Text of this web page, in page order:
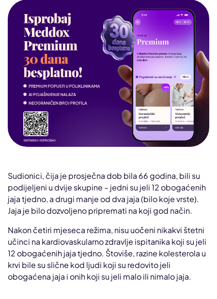
Sudionici, čija je prosječna dob bila 66 godina, bili su
podijeljeni u dvije skupine – jedni su jeli 12 obogaćenih
jaja tjedno, a drugi manje od dva jaja (bilo koje vrste).
Jaja je bilo dozvoljeno pripremati na koji god način.
Nakon četiri mjeseca režima, nisu uočeni nikakvi štetni
učinci na kardiovaskularno zdravlje ispitanika koji su jeli
12 obogaćenih jaja tjedno. Štoviše, razine kolesterola u
krvi bile su slične kod ljudi koji su redovito jeli
obogaćena jaja i onih koji su jeli malo ili nimalo jaja.